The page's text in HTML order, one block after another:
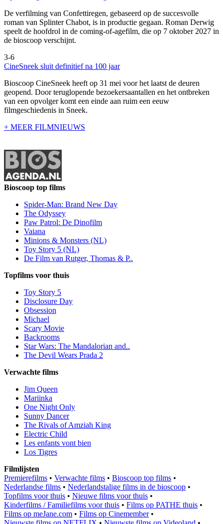
De verfilming van Confettiregen, gebaseerd op de succesvolle
roman van Splinter Chabot, is in productie gegaan. Roman Derwig
speelt de hoofdrol in de coming-of-agefilm, die op 7 oktober 2027 in
de bioscoop verschijnt.
3-6
CineSneek sluit definitief na 100 jaar
Bioscoop CineSneek heeft op 31 mei voor het laatst de deuren
geopend. Door teruglopende bezoekersaantallen en het ontbreken
van een opvolger komt een einde aan ruim een eeuw
filmgeschiedenis in Sneek.
+ MEER FILMNIEUWS
Bioscoop top films
Spider-Man: Brand New Day
The Odyssey
Paw Patrol: De Dinofilm
Vaiana
Minions & Monsters (NL)
Toy Story 5 (NL)
De Film van Rutger, Thomas & P..
Topfilms voor thuis
Toy Story 5
Disclosure Day
Obsession
Michael
Scary Movie
Backrooms
Star Wars: The Mandalorian and..
The Devil Wears Prada 2
Verwachte films
Jim Queen
Mariinka
One Night Only
Sunny Dancer
The Rivals of Amziah King
Electric Child
Les enfants vont bien
Los Tigres
Filmlijsten
Premierefilms • Verwachte films • Bioscoop top films •
Nederlandse films • Nederlandstalige films in de bioscoop •
Topfilms voor thuis • Nieuwe films voor thuis •
Kinderfilms / Familiefilms voor thuis • Films op PATHE thuis •
Films op meJane.com • Films op Cinemember•